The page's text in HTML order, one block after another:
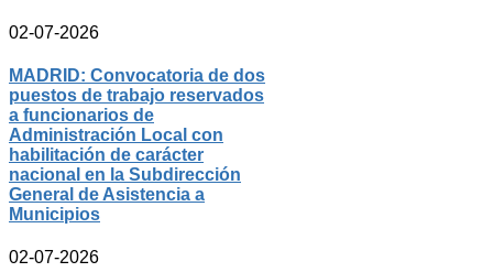
02-07-2026
MADRID: Convocatoria de dos
puestos de trabajo reservados
a funcionarios de
Administración Local con
habilitación de carácter
nacional en la Subdirección
General de Asistencia a
Municipios
02-07-2026